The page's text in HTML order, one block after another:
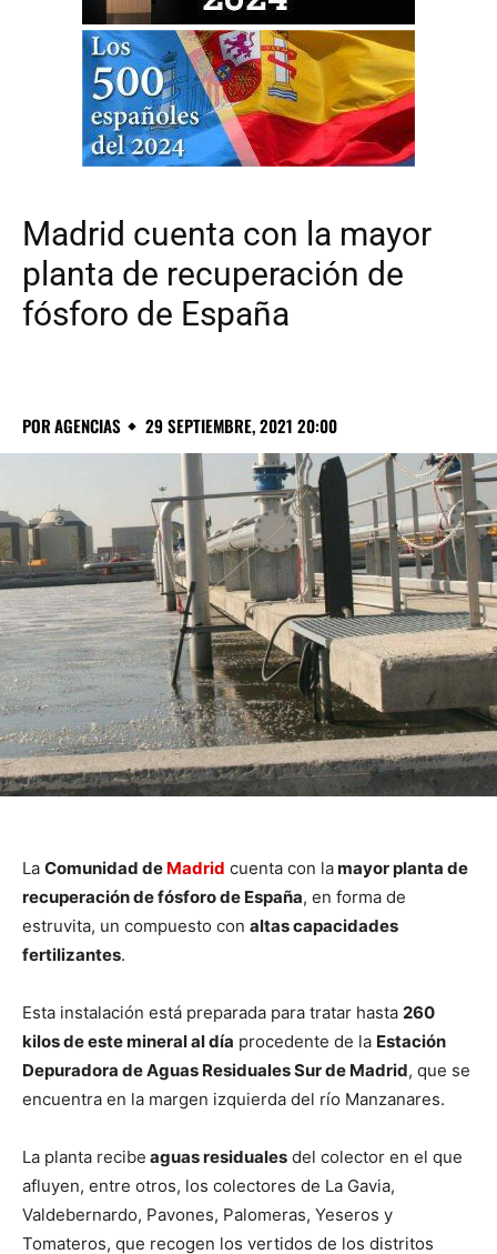
Madrid cuenta con la mayor
planta de recuperación de
fósforo de España
PORAGENCIAS 29 SEPTIEMBRE, 2021 20:00
La Comunidad de Madrid cuenta con lamayor planta de
recuperación de fósforo de España, en forma de
estruvita, un compuesto con altas capacidades
fertilizantes.
Esta instalación está preparada para tratar hasta 260
kilos de este mineral al día procedente de la Estación
Depuradora de Aguas Residuales Sur de Madrid, que se
encuentra en la margen izquierda del río Manzanares.
La planta recibe aguas residuales del colector en el que
afluyen, entre otros, los colectores de La Gavia,
Valdebernardo, Pavones, Palomeras, Yeseros y
Tomateros, que recogen los vertidos de los distritos